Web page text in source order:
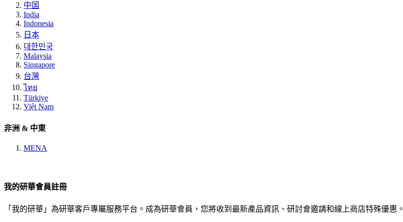
中国
India
Indonesia
日本
대한민국
Malaysia
Singapore
台灣
ไทย
Türkiye
Việt Nam
非洲 & 中東
MENA
我的研華會員註冊
「我的研華」為研華客戶專屬服務平台。成為研華會員，您將收到最新產品資訊、研討會邀請和線上商店特殊優惠。